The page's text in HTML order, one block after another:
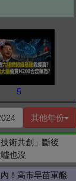
5
其他年份
術共創」斷後
也沒
！高市早苗軍艦